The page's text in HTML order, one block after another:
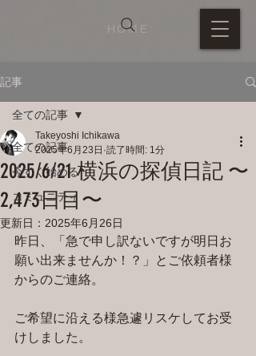
HOME
記事
全ての記事
今すぐ始める
コミュニティ
全ての記事
2025/6/21 横浜の探偵日記 〜
2,473日目〜
Takeyoshi Ichikawa
2025年6月23日 読了時間: 1分
更新日： 2025年6月26日
昨日、「急で申し訳ないですが明日お
願い出来ませんか！？」とご依頼者様
からのご連絡。
ご希望に沿える様急遽リスケしてお受
けしました。